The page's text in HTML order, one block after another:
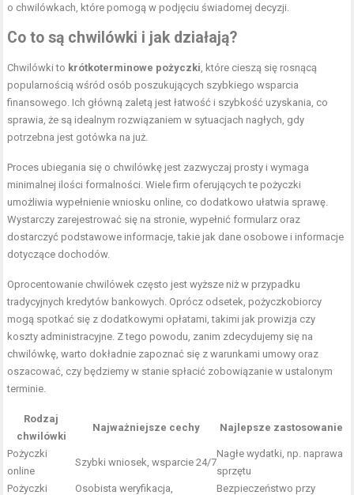
o chwilówkach, które pomogą w podjęciu świadomej decyzji.
Co to są chwilówki i jak działają?
Chwilówki to krótkoterminowe pożyczki , które cieszą się rosnącą
popularnością wśród osób poszukujących szybkiego wsparcia
finansowego. Ich główną zaletą jest łatwość i szybkość uzyskania, co
sprawia, że są idealnym rozwiązaniem w sytuacjach nagłych, gdy
potrzebna jest gotówka na już.
Proces ubiegania się o chwilówkę jest zazwyczaj prosty i wymaga
minimalnej ilości formalności. Wiele firm oferujących te pożyczki
umożliwia wypełnienie wniosku online, co dodatkowo ułatwia sprawę.
Wystarczy zarejestrować się na stronie, wypełnić formularz oraz
dostarczyć podstawowe informacje, takie jak dane osobowe i informacje
dotyczące dochodów.
Oprocentowanie chwilówek często jest wyższe niż w przypadku
tradycyjnych kredytów bankowych. Oprócz odsetek, pożyczkobiorcy
mogą spotkać się z dodatkowymi opłatami, takimi jak prowizja czy
koszty administracyjne. Z tego powodu, zanim zdecydujemy się na
chwilówkę, warto dokładnie zapoznać się z warunkami umowy oraz
oszacować, czy będziemy w stanie spłacić zobowiązanie w ustalonym
terminie.
Rodzaj
chwilówki
Najważniejsze cechy Najlepsze zastosowanie
Pożyczki
online
Szybki wniosek, wsparcie 24/7
Nagłe wydatki, np. naprawa
sprzętu
Pożyczki
Osobista weryfikacja,
Bezpieczeństwo przy